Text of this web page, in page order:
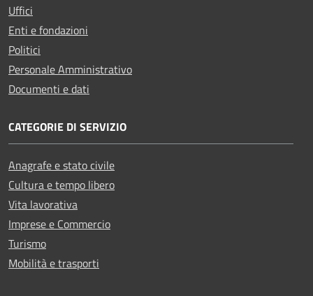
Uffici
Enti e fondazioni
Politici
Personale Amministrativo
Documenti e dati
CATEGORIE DI SERVIZIO
Anagrafe e stato civile
Cultura e tempo libero
Vita lavorativa
Imprese e Commercio
Turismo
Mobilità e trasporti